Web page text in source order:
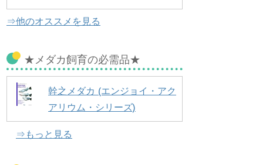
⇒他のオススメを見る
★メダカ飼育の必需品★
幹之メダカ (エンジョイ・アク
アリウム・シリーズ)
⇒もっと見る